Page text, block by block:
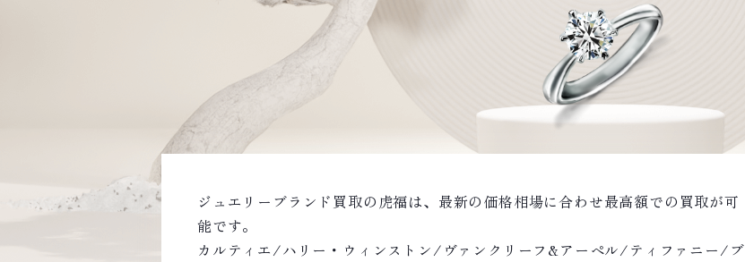
ジュエリーブランド買取の虎福は、最新の価格相場に合わせ最高額での買取が可
能です。
カルティエ/ハリー・ウィンストン/ヴァンクリーフ&アーペル/ティファニー/ブ